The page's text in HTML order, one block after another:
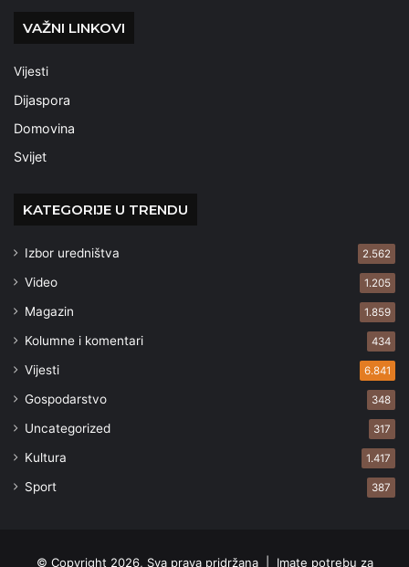
VAŽNI LINKOVI
Vijesti
Dijaspora
Domovina
Svijet
KATEGORIJE U TRENDU
Izbor uredništva 2.562
Video 1.205
Magazin 1.859
Kolumne i komentari 434
Vijesti 6.841
Gospodarstvo 348
Uncategorized 317
Kultura 1.417
Sport 387
© Copyright 2026, Sva prava pridržana | Imate potrebu za